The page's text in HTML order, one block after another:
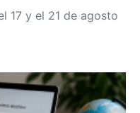
17 y el 21 de agosto